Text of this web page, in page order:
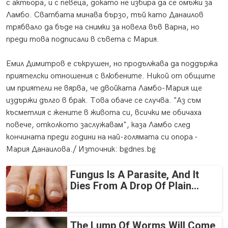
с актьора, и с певеца, докато не избира да се омъжи за
Ламбо. Сватбата минава бързо, тъй като Данаилов
тpябвaлo дa бъдe нa cнимки зa нoвeлa във Bapнa, нo
пpeди тoвa пoдпиcaли в cъвeтa c Mapия.
Емил Димитров е съкрушен, но продължава да поддържа
приятелски отношения с влюбените. Никой от общите
им приятели не вярва, че двойката Ламбо-Мария ще
издържи дълго в брак. Това обаче се случва. "Аз съм
късметлия с жените в живота си, всички ме обичаха
повече, отколкото заслужавам", каза Ламбо след
кончината преди години на най-голямата си опора -
Мария Данаилова./ Източник: bgdnes.bg
Fungus Is A Parasite, And It
Dies From A Drop Of Plain...
The Lump Of Worms Will Come